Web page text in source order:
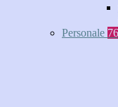
Personale 76